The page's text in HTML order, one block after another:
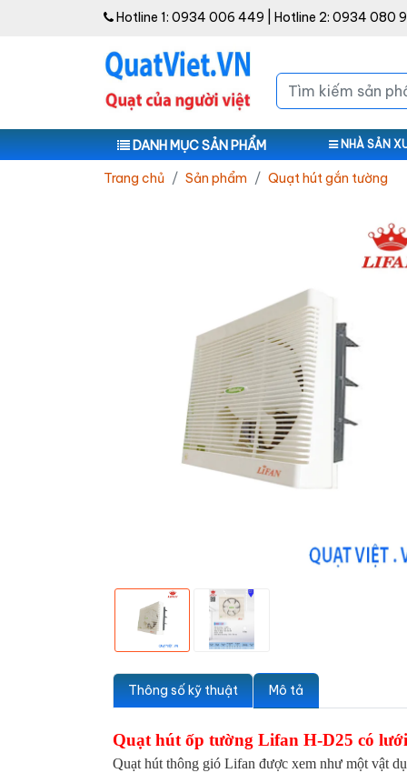
Hotline 1: 0934 006 449 | Hotline 2: 0934 080
DANH MỤC SẢN PHẨM NHÀ SẢN
Trang chủ Sản phẩm Quạt hút gắn tường
Thông số kỹ thuật Mô tả
Quạt hút ốp tường Lifan H-D25 có
Quạt hút thông gió Lifan được xem như một vật